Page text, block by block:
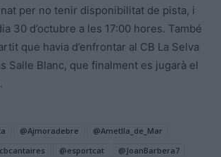
per no tenir disponibilitat de pista, i
30 d’octubre a les 17:00 hores. També
que havia d’enfrontar al CB La Selva
Salle Blanc, que finalment es jugarà el
@Ajmoradebre
@Ametlla_de_Mar
@esportcat
@JoanBarbera7